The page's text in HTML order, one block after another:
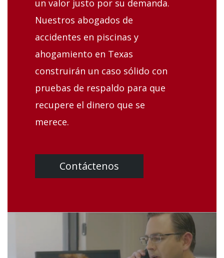
un valor justo por su demanda.
Nuestros abogados de
accidentes en piscinas y
ahogamiento en Texas
construirán un caso sólido con
pruebas de respaldo para que
recupere el dinero que se
merece.
Contáctenos